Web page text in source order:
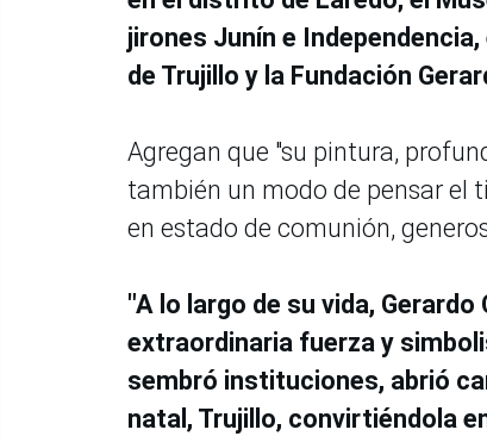
jirones Junín e
de Trujillo y la Fundación
Agregan que "su pintura,
también un modo de pensar el
en estado de comunión,
"A lo largo de su vida,
extraordinaria fuerza y
sembró instituciones, abrió
natal, Trujillo, convirtiéndola